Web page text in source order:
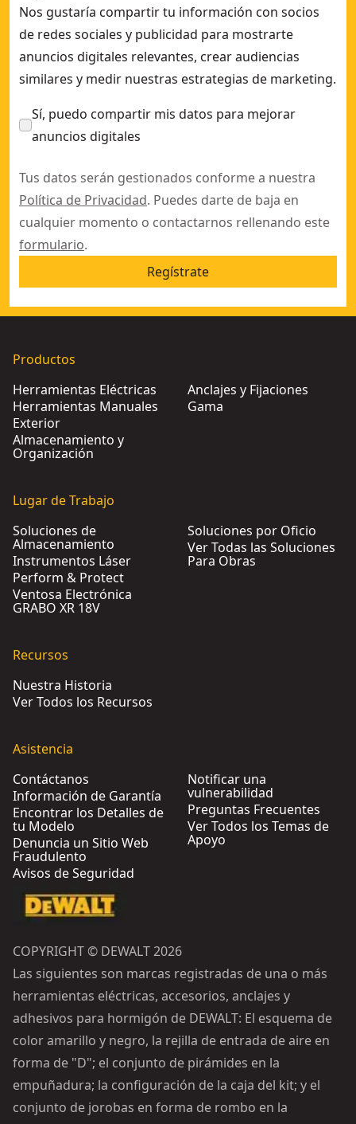
Nos gustaría compartir tu información con socios
de redes sociales y publicidad para mostrarte
anuncios digitales relevantes, crear audiencias
similares y medir nuestras estrategias de marketing.
Sí, puedo compartir mis datos para mejorar
anuncios digitales
Tus datos serán gestionados conforme a nuestra
Política de Privacidad. Puedes darte de baja en
cualquier momento o contactarnos rellenando este
formulario.
Regístrate
Productos
Herramientas Eléctricas
Herramientas Manuales
Exterior
Almacenamiento y
Organización
Anclajes y Fijaciones
Gama
Lugar de Trabajo
Soluciones de
Almacenamiento
Instrumentos Láser
Perform & Protect
Ventosa Electrónica
GRABO XR 18V
Soluciones por Oficio
Ver Todas las Soluciones
Para Obras
Recursos
Nuestra Historia
Ver Todos los Recursos
Asistencia
Contáctanos
Información de Garantía
Encontrar los Detalles de
tu Modelo
Denuncia un Sitio Web
Fraudulento
Avisos de Seguridad
Notificar una
vulnerabilidad
Preguntas Frecuentes
Ver Todos los Temas de
Apoyo
COPYRIGHT © DEWALT 2026
Las siguientes son marcas registradas de una o más
herramientas eléctricas, accesorios, anclajes y
adhesivos para hormigón de DEWALT: El esquema de
color amarillo y negro, la rejilla de entrada de aire en
forma de "D"; el conjunto de pirámides en la
empuñadura; la configuración de la caja del kit; y el
conjunto de jorobas en forma de rombo en la